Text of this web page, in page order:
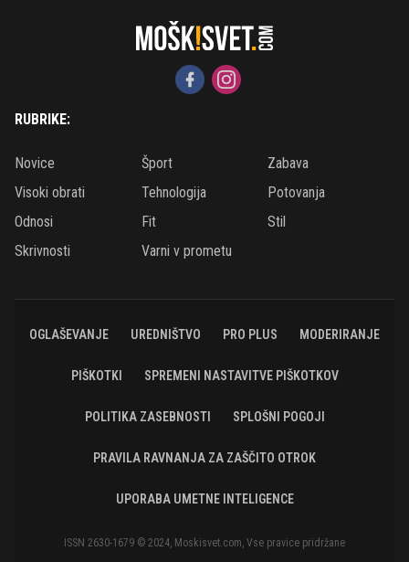
RUBRIKE:
Novice Šport
Zabava
Visoki obrati
Tehnologija
Potovanja
Odnosi
Fit
Stil
Skrivnosti
Varni v prometu
OGLAŠEVANJE UREDNIŠTVO PRO PLUS MODERIRANJE
PIŠKOTKI SPREMENI NASTAVITVE PIŠKOTKOV
POLITIKA ZASEBNOSTI SPLOŠNI POGOJI
PRAVILA RAVNANJA ZA ZAŠČITO OTROK
UPORABA UMETNE INTELIGENCE
ISSN 2630-1679 © 2024, Moskisvet.com, Vse pravice pridržane